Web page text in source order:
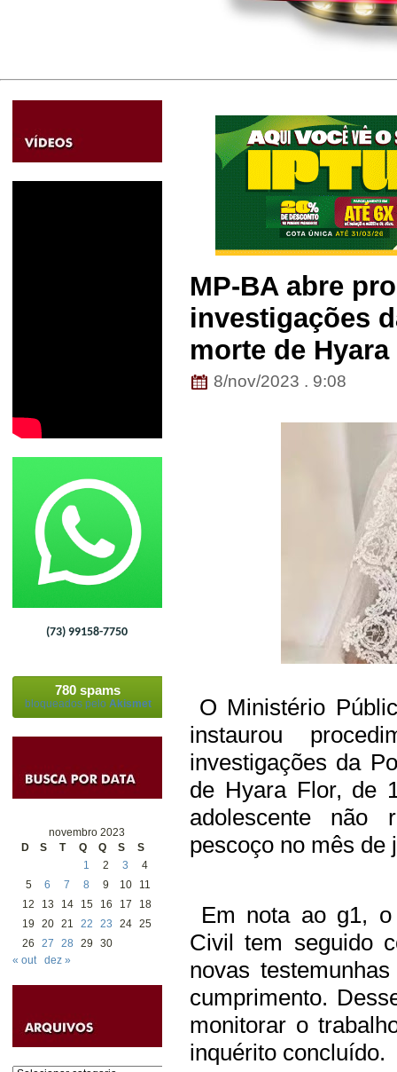
(73) 99158-7750
780 spams
bloqueados pelo Akismet
novembro 2023
D
S T Q Q S
S
1
2 3
4
5
6 7 8 9 10
11
12
13 14 15 16 17
18
19
20 21 22 23 24 25
26
27 28 29
30
« out
dez »
MP-BA abre
investigações
morte de
8/nov/2023 . 9:08
O Ministério
instaurou
investigações da
de Hyara Flor, de
adolescente não
pescoço no mês de
Em nota ao g1,
Civil tem seguido
novas
cumprimento.
monitorar o
inquérito concluído.